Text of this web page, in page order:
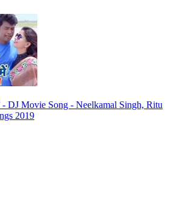
DJ Movie Song - Neelkamal Singh, Ritu
2019